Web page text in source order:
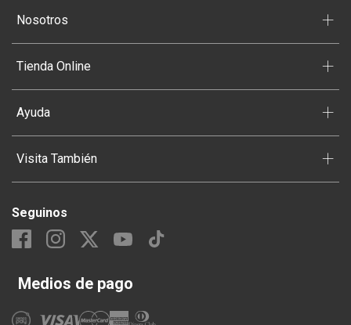
Nosotros +
Tienda Online +
Ayuda +
Visita También +
Seguinos
Medios de pago